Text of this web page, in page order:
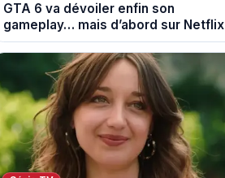
GTA 6 va dévoiler enfin son
gameplay… mais d’abord sur Netflix